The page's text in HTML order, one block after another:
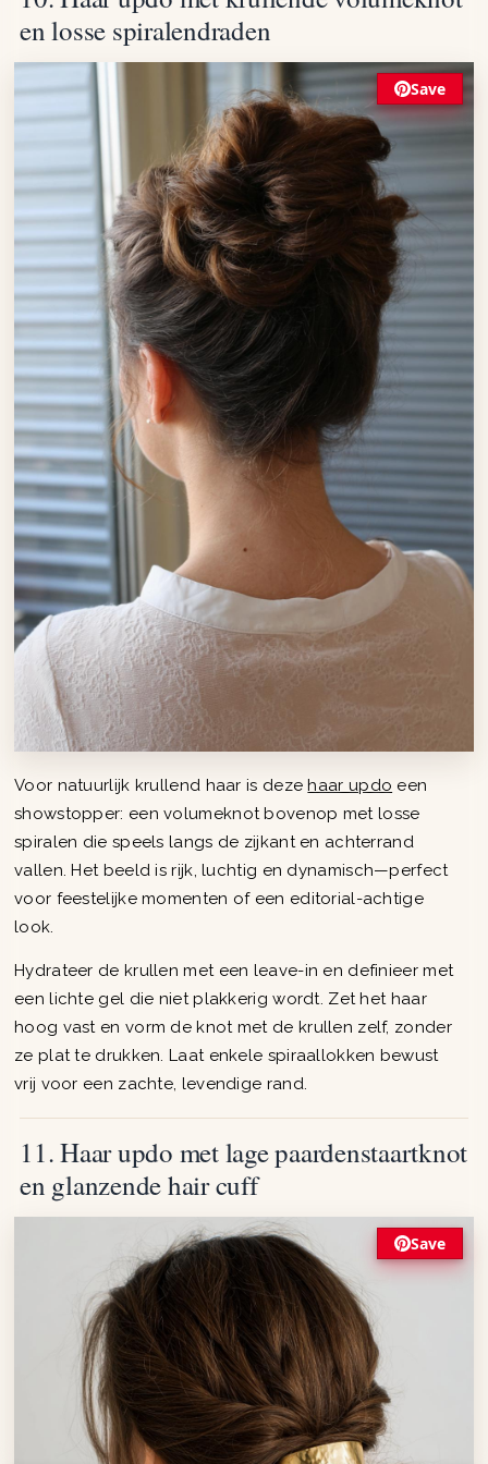
en losse spiralendraden
Save
Voor natuurlijk krullend haar is dezehaar updo een
showstopper: een volumeknot bovenop met losse
spiralen die speels langs de zijkant en achterrand
vallen. Het beeld is rijk, luchtig en dynamisch—perfect
voor feestelijke momenten of een editorial-achtige
look.
Hydrateer de krullen met een leave-in en definieer met
een lichte gel die niet plakkerig wordt. Zet het haar
hoog vast en vorm de knot met de krullen zelf, zonder
ze plat te drukken. Laat enkele spiraallokken bewust
vrij voor een zachte, levendige rand.
11. Haar updo met lage paardenstaartknot
en glanzende hair cuff
Save